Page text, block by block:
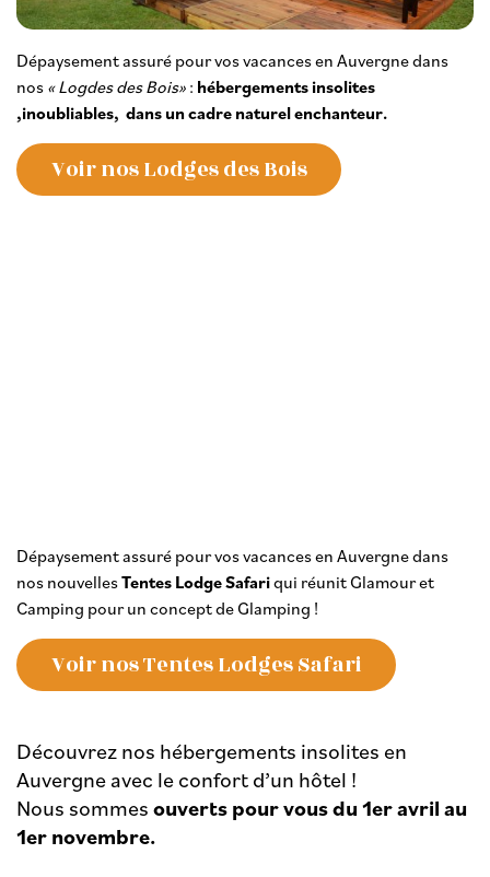
Dépaysement assuré pour vos vacances en Auvergne dans
nos « Logdes des Bois» : hébergements insolites
,inoubliables, dans un cadre naturel enchanteur.
Voir nos Lodges des Bois
Dépaysement assuré pour vos vacances en Auvergne dans
nos nouvellesTentes Lodge Safariqui réunit Glamour et
Camping pour un concept de Glamping !
Voir nos Tentes Lodges Safari
Découvrez nos hébergements insolites en
Auvergne avec le confort d’un hôtel !
Nous sommes ouverts pour vous du 1er avril au
1er novembre.